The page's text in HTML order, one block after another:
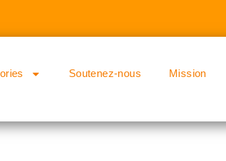
Soutenez-nous Mission